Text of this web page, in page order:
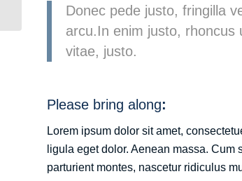
Donec pede justo, fringilla
arcu.In enim justo, rhoncus
vitae, justo.
Please bring along:
Lorem ipsum dolor sit amet,
ligula eget dolor. Aenean massa.
parturient montes, nascetur ridiculus